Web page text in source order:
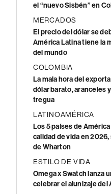
el “nuevo Sisbén” en
MERCADOS
El precio del dólar se
América Latina tiene la
del mundo
COLOMBIA
La mala hora del
dólar barato, aranceles
tregua
LATINOAMÉRICA
Los 5 países de
calidad de vida en
de Wharton
ESTILO DE VIDA
Omega x Swatch lanza
celebrar el alunizaje del